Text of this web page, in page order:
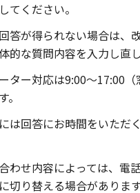
てください。
答が得られない場合は、
的な質問内容を入力し直
ター対応は9:00～17:00
。
は回答にお時間をいただ
わせ内容によっては、電
切り替える場合があります